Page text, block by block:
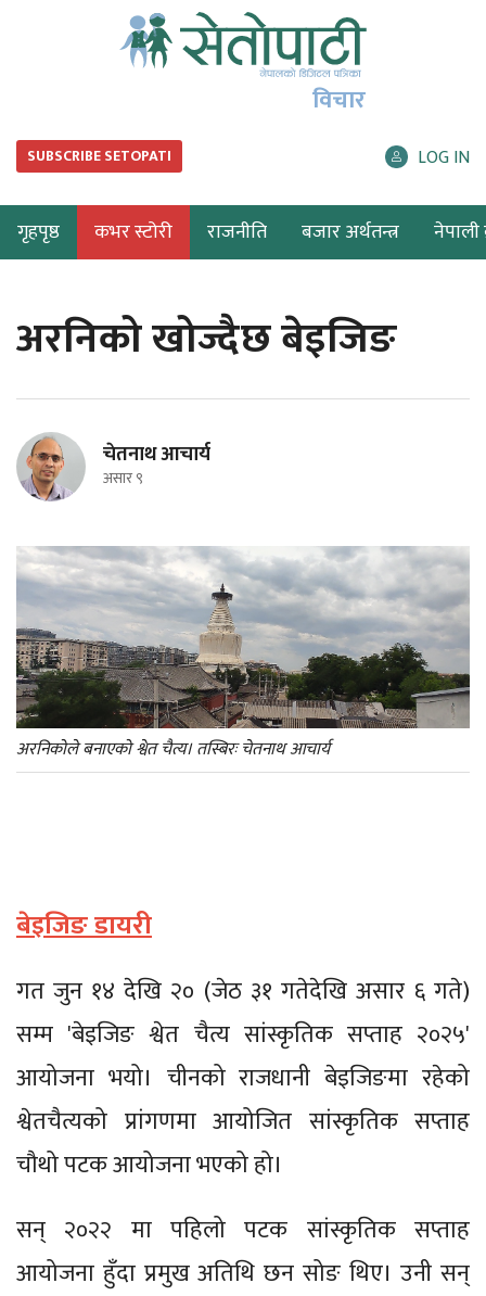
विचार
SUBSCRIBE SETOPATI LOG IN
गृहपृष्ठ कभर स्टोरी राजनीति बजार अर्थतन्त्र नेपाली
अरनिको खोज्दैछ बेइजिङ
चेतनाथ आचार्य
असार ९
अरनिकोले बनाएको श्वेत चैत्य। तस्बिरः चेतनाथ आचार्य
बेइजिङ डायरी
गत जुन १४ देखि २० (जेठ ३१ गतेदेखि असार ६ गते)
सम्म 'बेइजिङ श्वेत चैत्य सांस्कृतिक सप्ताह २०२५'
आयोजना भयो। चीनको राजधानी बेइजिङमा रहेको
श्वेतचैत्यको प्रांगणमा आयोजित सांस्कृतिक सप्ताह
चौथो पटक आयोजना भएको हो।
सन् २०२२ मा पहिलो पटक सांस्कृतिक सप्ताह
आयोजना हुँदा प्रमुख अतिथि छन सोङ थिए। उनी सन्